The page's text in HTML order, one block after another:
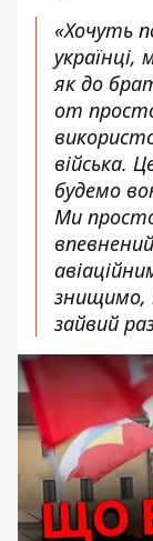
«Хочуть
як до
от
війська.
будемо
Ми
знищимо,
зайвий